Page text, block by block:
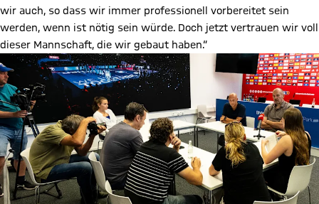
wir auch, so dass wir immer professionell vorbereitet sein
werden, wenn ist nötig sein würde. Doch jetzt vertrauen wir voll
dieser Mannschaft, die wir gebaut haben.“